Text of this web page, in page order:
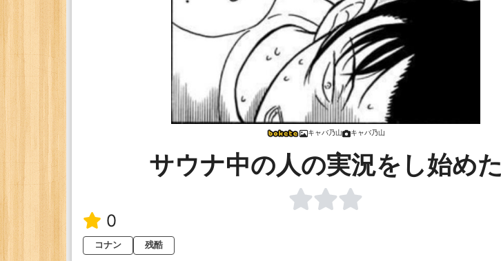
キャバ乃山 キャバ乃山
サウナ中の人の実況をし始めた
0
コナン
残酷